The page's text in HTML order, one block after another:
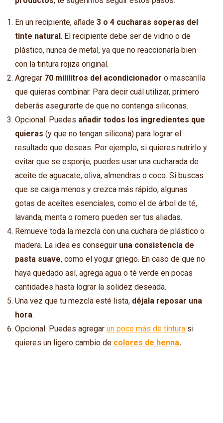
En un recipiente, añade 3 o 4 cucharas soperas del
tinte natural. El recipiente debe ser de vidrio o de
plástico, nunca de metal, ya que no reaccionaría bien
con la tintura rojiza original.
Agregar 70 mililitros del acondicionador o mascarilla
que quieras combinar. Para decir cuál utilizar, primero
deberás asegurarte de que no contenga siliconas.
Opcional: Puedes añadir todos los ingredientes que
quieras (y que no tengan silicona) para lograr el
resultado que deseas. Por ejemplo, si quieres nutrirlo y
evitar que se esponje, puedes usar una cucharada de
aceite de aguacate, oliva, almendras o coco. Si buscas
que se caiga menos y crezca más rápido, algunas
gotas de aceites esenciales, como el de árbol de té,
lavanda, menta o romero pueden ser tus aliadas.
Remueve toda la mezcla con una cuchara de plástico o
madera. La idea es conseguiruna consistencia de
pasta suave, como el yogur griego. En caso de que no
haya quedado así, agrega agua o té verde en pocas
cantidades hasta lograr la solidez deseada.
Una vez que tu mezcla esté lista, déjala reposar una
hora.
Opcional: Puedes agregar un poco más de tinturasi
quieres un ligero cambio de colores de henna.